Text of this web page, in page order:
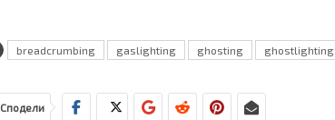
breadcrumbing gaslighting ghosting ghostlighting
Сподели